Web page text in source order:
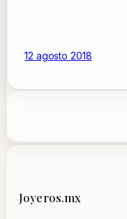
12 agosto 2018
Joyeros.mx